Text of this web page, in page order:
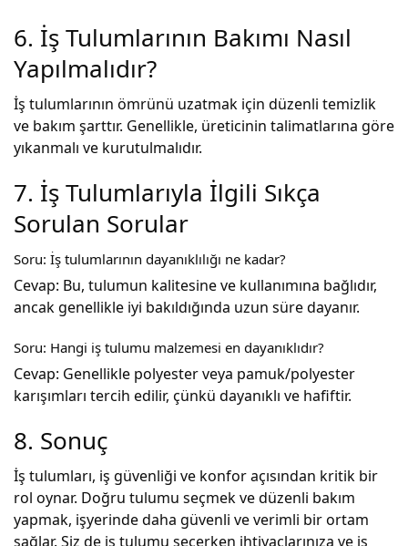
6. İş Tulumlarının Bakımı Nasıl
Yapılmalıdır?
İş tulumlarının ömrünü uzatmak için düzenli temizlik
ve bakım şarttır. Genellikle, üreticinin talimatlarına göre
yıkanmalı ve kurutulmalıdır.
7. İş Tulumlarıyla İlgili Sıkça
Sorulan Sorular
Soru: İş tulumlarının dayanıklılığı ne kadar?
Cevap: Bu, tulumun kalitesine ve kullanımına bağlıdır,
ancak genellikle iyi bakıldığında uzun süre dayanır.
Soru: Hangi iş tulumu malzemesi en dayanıklıdır?
Cevap: Genellikle polyester veya pamuk/polyester
karışımları tercih edilir, çünkü dayanıklı ve hafiftir.
8. Sonuç
İş tulumları, iş güvenliği ve konfor açısından kritik bir
rol oynar. Doğru tulumu seçmek ve düzenli bakım
yapmak, işyerinde daha güvenli ve verimli bir ortam
sağlar. Siz de iş tulumu seçerken ihtiyaçlarınıza ve iş